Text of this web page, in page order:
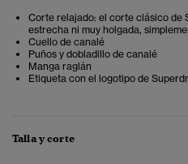
Corte relajado: el corte clásico de
estrecha ni muy holgada,
Cuello de canalé
Puños y dobladillo de canalé
Manga raglán
Etiqueta con el logotipo de
Talla y corte